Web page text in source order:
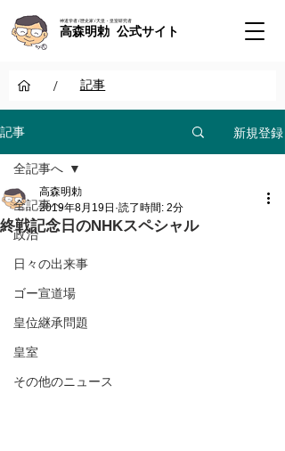
神道学者 / 歴史家 / 天皇・皇室研究者
高森明勅 公式サイト
/ 記事
記事 新規登録
全記事へ
政治
日々の出来事
ゴー宣道場
皇位継承問題
皇室
その他のニュース
全記事へ
終戦記念日のNHKスペシャル
高森明勅
2019年8月19日 読了時間: 2分